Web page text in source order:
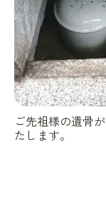
ご先祖様の遺骨
たします。